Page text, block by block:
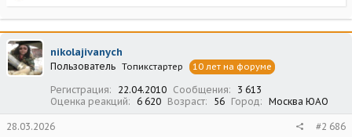
а
к
ц
и
и
nikolajivanych
Пользователь Топикстартер 10 лет на форуме
Регистрация 22.04.2010 Сообщения
3 613
Оценка реакций
6 620 Возраст 56 Город Москва ЮАО
28.03.2026 #2 686